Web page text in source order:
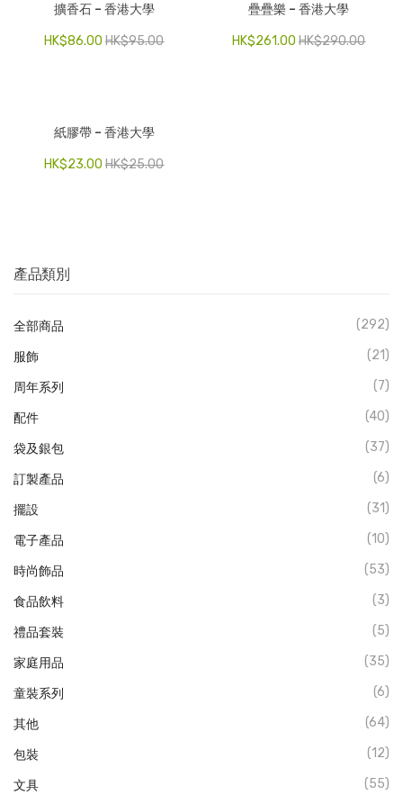
童裝系列
其他
玩具
旅行用品
產品類別
全部商品 (292)
服飾 (21)
周年系列 (7)
配件 (40)
袋及銀包 (37)
訂製產品 (6)
擺設 (31)
電子產品 (10)
時尚飾品 (53)
食品飲料 (3)
禮品套裝 (5)
家庭用品 (35)
童裝系列 (6)
其他 (64)
包裝 (12)
文具 (55)
擴香石 – 香港大學
HK$95.00
HK$86.00
疊疊樂 – 香港大學
HK$290.00
HK$261.00
紙膠帶 – 香港大學
HK$25.00
HK$23.00